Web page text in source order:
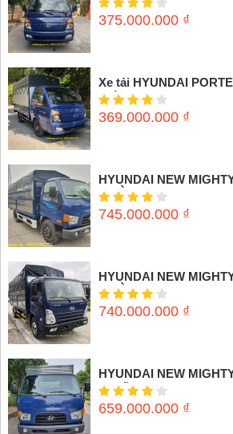
375.000.000 ₫
Xe tải HYUNDAI
Thùng mui bạt)
369.000.000 ₫
HYUNDAI NEW
(THÙNG MUI BẠT)
745.000.000 ₫
HYUNDAI NEW
(THÙNG MUI BẠT)
740.000.000 ₫
HYUNDAI NEW
3,5 tấn
659.000.000 ₫